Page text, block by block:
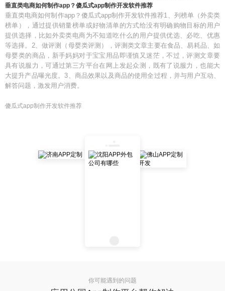
垂直类电商如何制作app？傻瓜式app制作开发软件推荐
垂直类电商如何制作app？傻瓜式app制作开发软件推荐1、列榜单（外卖类
榜单），通过提供销量榜单或好物清单的方式给没有明确购物目标的用户
提供选择，比如外卖类电商为不知道吃什么的用户提供优选、必吃、优惠
等选择。2、做评测（母婴类评测），评测类文章主要在食品、易耗品、如
母婴类的商品，新手妈妈对于宝宝用品即谨慎又迷茫，不过，评测文章要
具有说服力，可通过第三方平台在网上发起众测，既有了说服力，也能大
大提升产品曝光度。3、商品效果以及商品的使用全过程，并与用户互动、
解答问题，激发用户消费。
傻瓜式app制作开发软件推荐
你可能遇到的问题